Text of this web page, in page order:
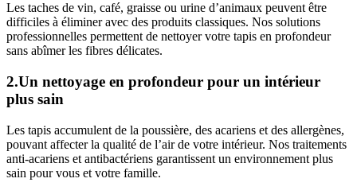
Les taches de vin, café, graisse ou urine d’animaux peuvent être
difficiles à éliminer avec des produits classiques. Nos solutions
professionnelles permettent de nettoyer votre tapis en profondeur
sans abîmer les fibres délicates.
2.Un nettoyage en profondeur pour un intérieur
plus sain
Les tapis accumulent de la poussière, des acariens et des allergènes,
pouvant affecter la qualité de l’air de votre intérieur. Nos traitements
anti-acariens et antibactériens garantissent un environnement plus
sain pour vous et votre famille.